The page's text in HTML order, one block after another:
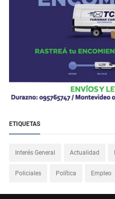
ETIQUETAS
Interés General Actualidad
Policiales Política Empleo